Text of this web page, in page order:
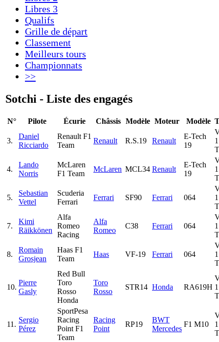
Libres 3
Qualifs
Grille de départ
Classement
Meilleurs tours
Championnats
>>
Sotchi - Liste des engagés
N° Pilote Écurie Châssis Modèle Moteur Modèle
3.
Daniel
Ricciardo
Renault F1
Team
Renault R.S.19 Renault
E-Tech
19
4.
Lando
Norris
McLaren
F1 Team
McLaren MCL34 Renault
E-Tech
19
5.
Sebastian
Vettel
Scuderia
Ferrari
Ferrari SF90 Ferrari 064
7.
Kimi
Räikkönen
Alfa
Romeo
Racing
Alfa
Romeo
C38 Ferrari 064
8.
Romain
Grosjean
Haas F1
Team
Haas VF-19 Ferrari 064
10.
Pierre
Gasly
Red Bull
Toro
Rosso
Honda
Toro
Rosso
STR14 Honda RA619H
11.
Sergio
Pérez
SportPesa
Racing
Point F1
Team
Racing
Point
RP19
BWT
Mercedes
F1 M10